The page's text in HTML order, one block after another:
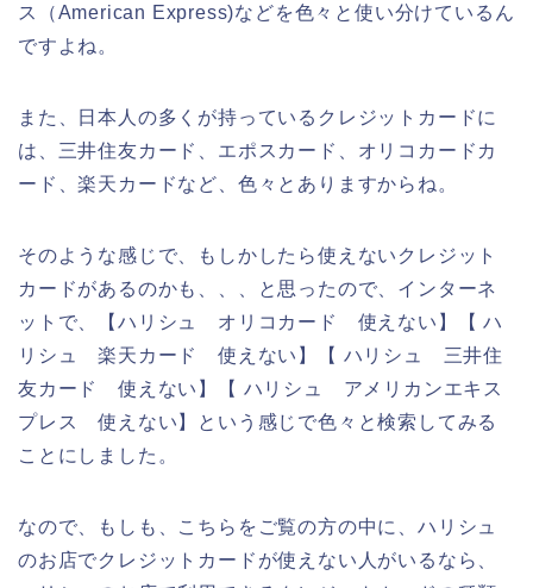
ス（American Express)などを色々と使い分けているん
ですよね。
また、日本人の多くが持っているクレジットカードに
は、三井住友カード、エポスカード、オリコカードカ
ード、楽天カードなど、色々とありますからね。
そのような感じで、もしかしたら使えないクレジット
カードがあるのかも、、、と思ったので、インターネ
ットで、【ハリシュ オリコカード 使えない】【 ハ
リシュ 楽天カード 使えない】【 ハリシュ 三井住
友カード 使えない】【 ハリシュ アメリカンエキス
プレス 使えない】という感じで色々と検索してみる
ことにしました。
なので、もしも、こちらをご覧の方の中に、ハリシュ
のお店でクレジットカードが使えない人がいるなら、